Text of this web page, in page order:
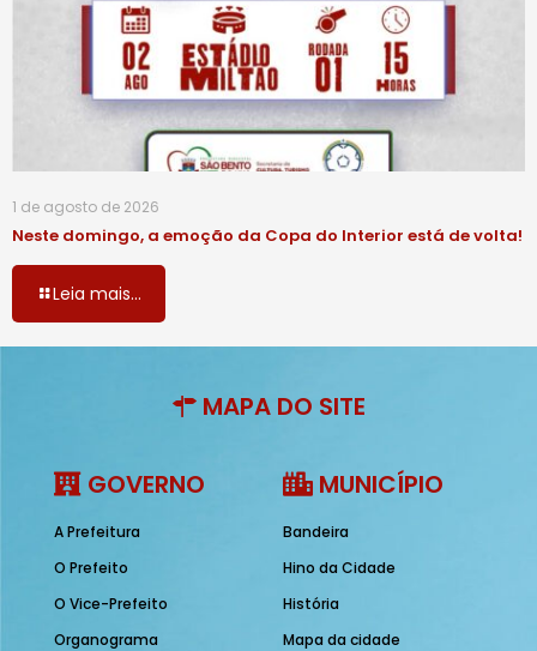
1 de agosto de 2026
Neste domingo, a emoção da Copa do Interior está de volta!
Leia mais...
MAPA DO SITE
GOVERNO
A Prefeitura
O Prefeito
O Vice-Prefeito
Organograma
MUNICÍPIO
Bandeira
Hino da Cidade
História
Mapa da cidade